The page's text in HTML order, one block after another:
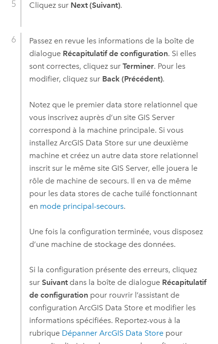
Cliquez sur Next (Suivant).
Passez en revue les informations de la boîte de
dialogue Récapitulatif de configuration. Si elles
sont correctes, cliquez sur Terminer. Pour les
modifier, cliquez sur Back (Précédent).
Notez que le premier data store relationnel que
vous inscrivez auprès d’un site GIS Server
correspond à la machine principale. Si vous
installez ArcGIS Data Storesur une deuxième
machine et créez un autre data store relationnel
inscrit sur le même site GIS Server, elle jouera le
rôle de machine de secours. Il en va de même
pour les data stores de cache tuilé fonctionnant
en mode principal-secours.
Une fois la configuration terminée, vous disposez
d’une machine de stockage des données.
Si la configuration présente des erreurs, cliquez
sur Suivantdans la boîte de dialogue Récapitulatif
de configurationpour rouvrir l’assistant de
configuration ArcGIS Data Store et modifier les
informations spécifiées. Reportez-vous à la
rubrique Dépanner ArcGIS Data Storepour